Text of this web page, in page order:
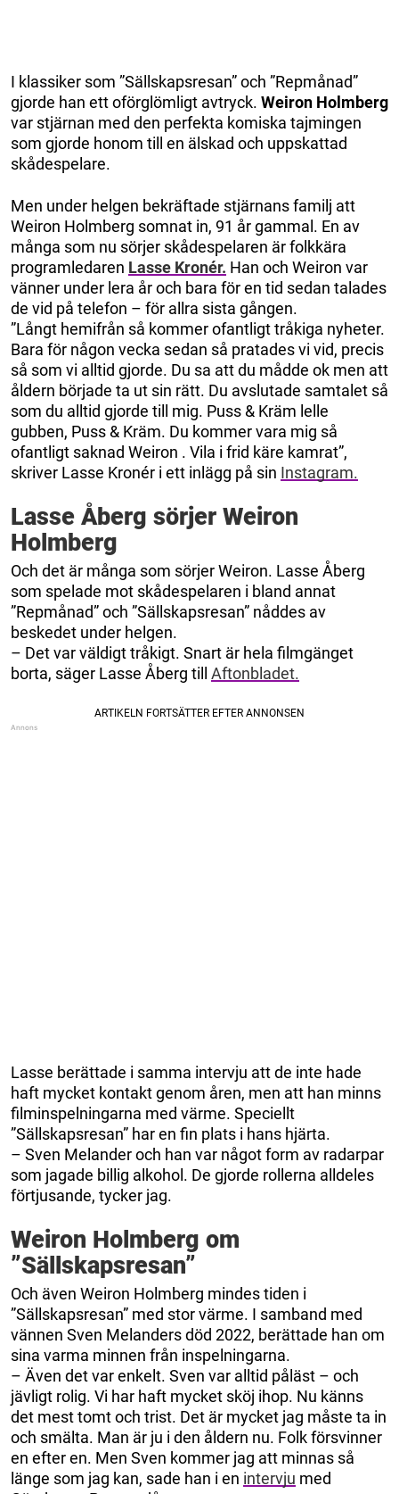
I klassiker som ”Sällskapsresan” och ”Repmånad”
gjorde han ett oförglömligt avtryck. Weiron Holmberg
var stjärnan med den perfekta komiska tajmingen
som gjorde honom till en älskad och uppskattad
skådespelare.
Men under helgen bekräftade stjärnans familj att
Weiron Holmberg somnat in, 91 år gammal. En av
många som nu sörjer skådespelaren är folkkära
programledaren Lasse Kronér. Han och Weiron var
vänner under lera år och bara för en tid sedan talades
de vid på telefon – för allra sista gången.
”Långt hemifrån så kommer ofantligt tråkiga nyheter.
Bara för någon vecka sedan så pratades vi vid, precis
så som vi alltid gjorde. Du sa att du mådde ok men att
åldern började ta ut sin rätt. Du avslutade samtalet så
som du alltid gjorde till mig. Puss & Kräm lelle
gubben, Puss & Kräm. Du kommer vara mig så
ofantligt saknad Weiron . Vila i frid käre kamrat”,
skriver Lasse Kronér i ett inlägg på sin Instagram.
Lasse Åberg sörjer Weiron
Holmberg
Och det är många som sörjer Weiron. Lasse Åberg
som spelade mot skådespelaren i bland annat
”Repmånad” och ”Sällskapsresan” nåddes av
beskedet under helgen.
– Det var väldigt tråkigt. Snart är hela filmgänget
borta, säger Lasse Åberg till Aftonbladet.
Lasse berättade i samma intervju att de inte hade
haft mycket kontakt genom åren, men att han minns
filminspelningarna med värme. Speciellt
”Sällskapsresan” har en fin plats i hans hjärta.
– Sven Melander och han var något form av radarpar
som jagade billig alkohol. De gjorde rollerna alldeles
förtjusande, tycker jag.
Weiron Holmberg om
”Sällskapsresan”
Och även Weiron Holmberg mindes tiden i
”Sällskapsresan” med stor värme. I samband med
vännen Sven Melanders död 2022, berättade han om
sina varma minnen från inspelningarna.
– Även det var enkelt. Sven var alltid påläst – och
jävligt rolig. Vi har haft mycket sköj ihop. Nu känns
det mest tomt och trist. Det är mycket jag måste ta in
och smälta. Man är ju i den åldern nu. Folk försvinner
en efter en. Men Sven kommer jag att minnas så
länge som jag kan, sade han i en intervju med